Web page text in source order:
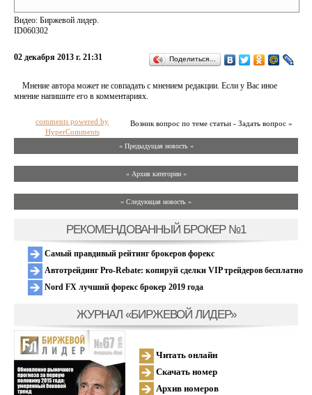
Видео: Биржевой лидер.
ID060302
02 декабря 2013 г. 21:31 Поделиться…
Мнение автора может не совпадать с мнением редакции. Если у Вас иное
мнение напишите его в комментариях.
Возник вопрос по теме статьи - Задать вопрос »
comments powered by
HyperComments
« Предыдущая новость «
» Архив категории «
» Следующая новость »
РЕКОМЕНДОВАННЫЙ БРОКЕР №1
Самый правдивый рейтинг брокеров форекс
Автотрейдинг Pro-Rebate: копируй сделки VIP трейдеров бесплатно
Nord FX лучший форекс брокер 2019 года
ЖУРНАЛ «БИРЖЕВОЙ ЛИДЕР»
Читать онлайн
Скачать номер
Архив номеров